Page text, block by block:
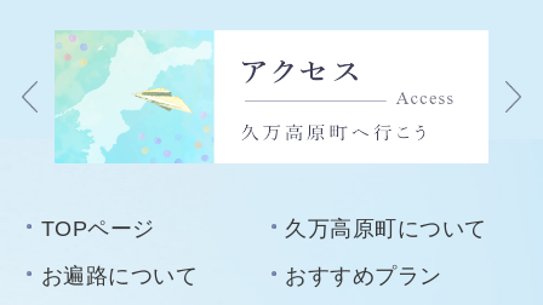
TOPページ
久万高原町について
お遍路について
おすすめプラン